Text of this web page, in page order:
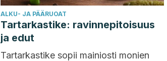
ALKU- JA PÄÄRUOAT
Tartarkastike: ravinnepitoisuus
ja edut
Tartarkastike sopii mainiosti monien